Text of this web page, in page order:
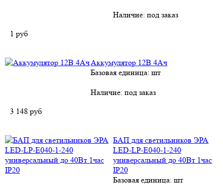
Наличие: под заказ
1 руб
Аккумулятор 12В 4Ач
Базовая единица: шт
Наличие: под заказ
3 148 руб
БАП для светильников ЭРА
LED-LP-E040-1-240
универсальный до 40Вт 1час
IP20
Базовая единица: шт